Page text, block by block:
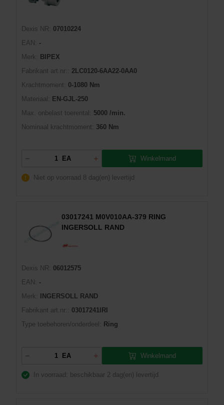
Dexis NR:
07010224
EAN:
-
Merk:
BIPEX
Fabrikant art.nr::
2LC0120-6AA22-0AA0
Krachtmoment:
0-1080 Nm
Materiaal:
EN-GJL-250
Max. onbelast toerental:
5000 /min.
Nominaal krachtmoment:
360 Nm
EA Winkelmand
Niet op voorraad 8 dag(en) levertijd
03017241 M0V010AA-379 RING
INGERSOLL RAND
Dexis NR:
06012575
EAN:
-
Merk:
INGERSOLL RAND
Fabrikant art.nr::
03017241IRI
Type toebehoren/onderdeel:
Ring
EA Winkelmand
In voorraad: beschikbaar 2 dag(en) levertijd